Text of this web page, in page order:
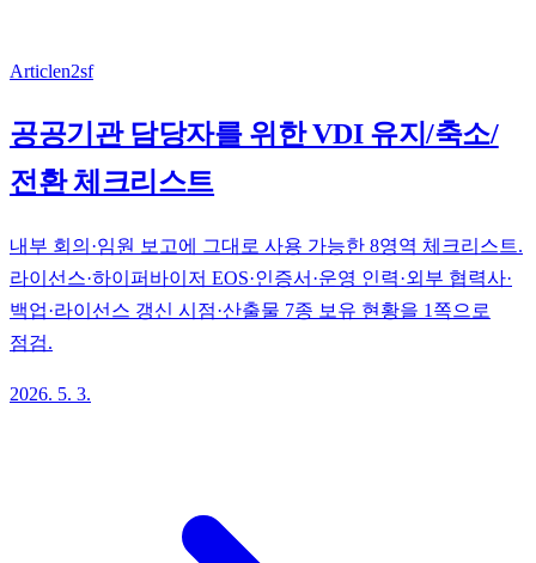
Articlen2sf
공공기관 담당자를 위한 VDI 유지/축소/
전환 체크리스트
내부 회의·임원 보고에 그대로 사용 가능한 8영역 체크리스트.
라이선스·하이퍼바이저 EOS·인증서·운영 인력·외부 협력사·
백업·라이선스 갱신 시점·산출물 7종 보유 현황을 1쪽으로
점검.
2026. 5. 3.